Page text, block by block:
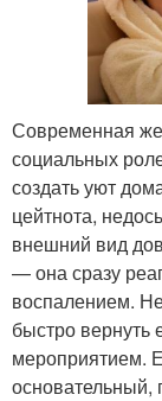
Современная
социальных
создать уют
цейтнота,
внешний вид
— она сразу
воспалением.
быстро
мероприятием.
основательный,